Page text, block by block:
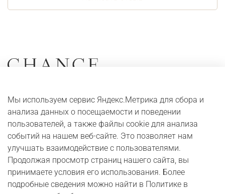
Серьги
Кольца
Колье
Браслеты
Адреса и контакты
Оплата и доставка
Digital журнал
Бонусная программа
Мы используем сервис Яндекс.Метрика для сбора и
анализа данных о посещаемости и поведении
пользователей, а также файлы cookie для анализа
событий на нашем веб-сайте. Это позволяет нам
улучшать взаимодействие с пользователями.
Продолжая просмотр страниц нашего сайта, вы
принимаете условия его использования. Более
подробные сведения можно найти в Политике в